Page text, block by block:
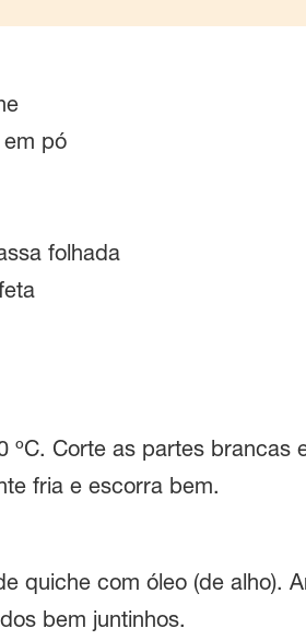
pó
folhada
ºC. Corte as partes
fria e escorra bem.
quiche com óleo (de alho).
bem juntinhos.